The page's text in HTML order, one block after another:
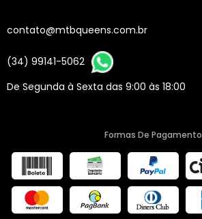
contato@mtbqueens.com.br
(34) 99141-5062
De Segunda à Sexta das 9:00 às 18:00
Formas De Pagamento